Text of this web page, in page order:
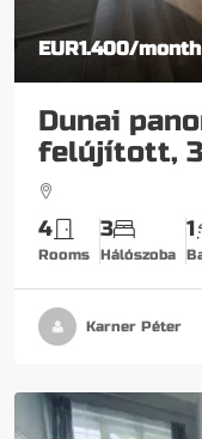
EUR1.400/month
Dunai
felújított,
4
Rooms
3
Hálószoba
1
Karner Péter